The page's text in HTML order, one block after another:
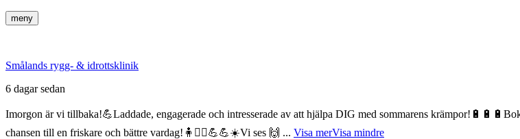
meny
Smålands rygg- & idrottsklinik
6 dagar sedan
Imorgon är vi tillbaka!💪Laddade, engagerade och intresserade av att hjälpa DIG med sommarens krämpor!🔋🔋🔋
chansen till en friskare och bättre vardag!🧍🧍‍♀️💪💪☀️Vi ses 🙌 ... Visa merVisa mindre